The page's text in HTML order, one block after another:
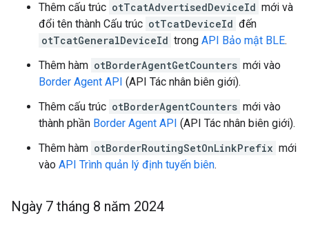
Thêm cấu trúc otTcatAdvertisedDeviceId mới và
đổi tên thành Cấu trúc otTcatDeviceId đến
otTcatGeneralDeviceId trong API Bảo mật BLE.
Thêm hàm otBorderAgentGetCounters mới vào
Border Agent API (API Tác nhân biên giới).
Thêm cấu trúc otBorderAgentCounters mới vào
thành phần Border Agent API (API Tác nhân biên giới).
Thêm hàm otBorderRoutingSetOnLinkPrefix mới
vào API Trình quản lý định tuyến biên.
Ngày 7 tháng 8 năm 2024